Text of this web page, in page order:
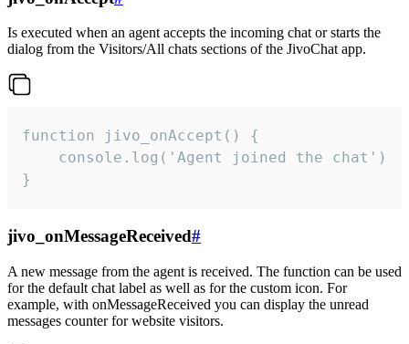
Is executed when an agent accepts the incoming chat or starts the
dialog from the Visitors/All chats sections of the JivoChat app.
function jivo_onAccept() {
}
jivo_onMessageReceived#
A new message from the agent is received. The function can be used
for the default chat label as well as for the custom icon. For
example, with onMessageReceived you can display the unread
messages counter for website visitors.